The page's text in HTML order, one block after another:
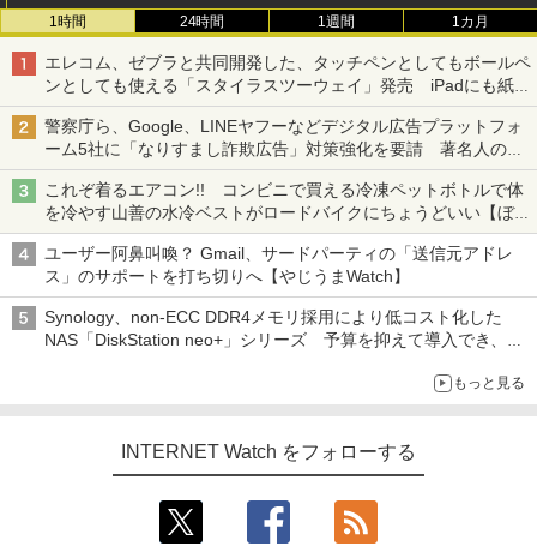
1時間 24時間 1週間 1カ月
エレコム、ゼブラと共同開発した、タッチペンとしてもボールペ
ンとしても使える「スタイラスツーウェイ」発売 iPadにも紙に
も、持ち替えずに書き込める
警察庁ら、Google、LINEヤフーなどデジタル広告プラットフォ
ーム5社に「なりすまし詐欺広告」対策強化を要請 著名人の写
真や映像を使った投資詐欺などへの対策として
これぞ着るエアコン!! コンビニで買える冷凍ペットボトルで体
を冷やす山善の水冷ベストがロードバイクにちょうどいい【ぼっ
ち・ざ・ろーど！その14】【空いた時間でなにしてる？】
ユーザー阿鼻叫喚？ Gmail、サードパーティの「送信元アドレ
ス」のサポートを打ち切りへ【やじうまWatch】
Synology、non-ECC DDR4メモリ採用により低コスト化した
NAS「DiskStation neo+」シリーズ 予算を抑えて導入でき、
もっと見る
INTERNET Watch をフォローする